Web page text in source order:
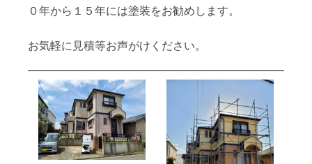
０年から１５年には塗装をお勧めします。
お気軽に見積等お声がけください。